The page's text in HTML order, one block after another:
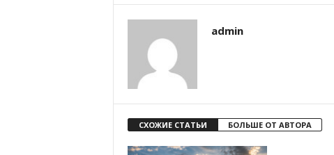
admin
СХОЖИЕ СТАТЬИ БОЛЬШЕ ОТ АВТОРА